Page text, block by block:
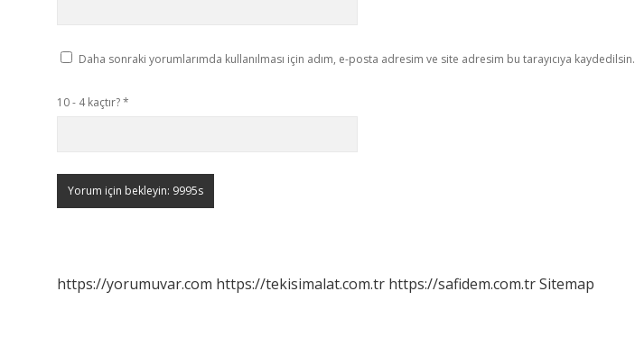
Daha sonraki yorumlarımda kullanılması için adım, e-posta adresim ve site adresim bu tarayıcıya kaydedilsin.
10 - 4 kaçtır?*
https://yorumuvar.com https://tekisimalat.com.tr https://safidem.com.trSitemap